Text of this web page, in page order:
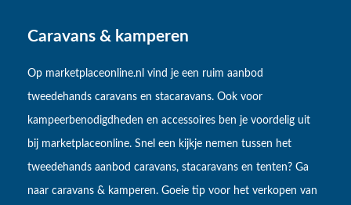
Caravans & kamperen
Op marketplaceonline.nl vind je een ruim aanbod
tweedehands caravans en stacaravans. Ook voor
kampeerbenodigdheden en accessoires ben je voordelig uit
bij marketplaceonline. Snel een kijkje nemen tussen het
tweedehands aanbod caravans, stacaravans en tenten? Ga
naar caravans & kamperen. Goeie tip voor het verkopen van